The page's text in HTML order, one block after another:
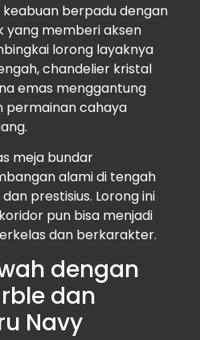
berpadu dengan
yang memberi aksen
lorong layaknya
chandelier kristal
emas menggantung
permainan cahaya
meja bundar
alami di tengah
prestisius. Lorong ini
pun bisa menjadi
dan berkarakter.
dengan
dan
Navy